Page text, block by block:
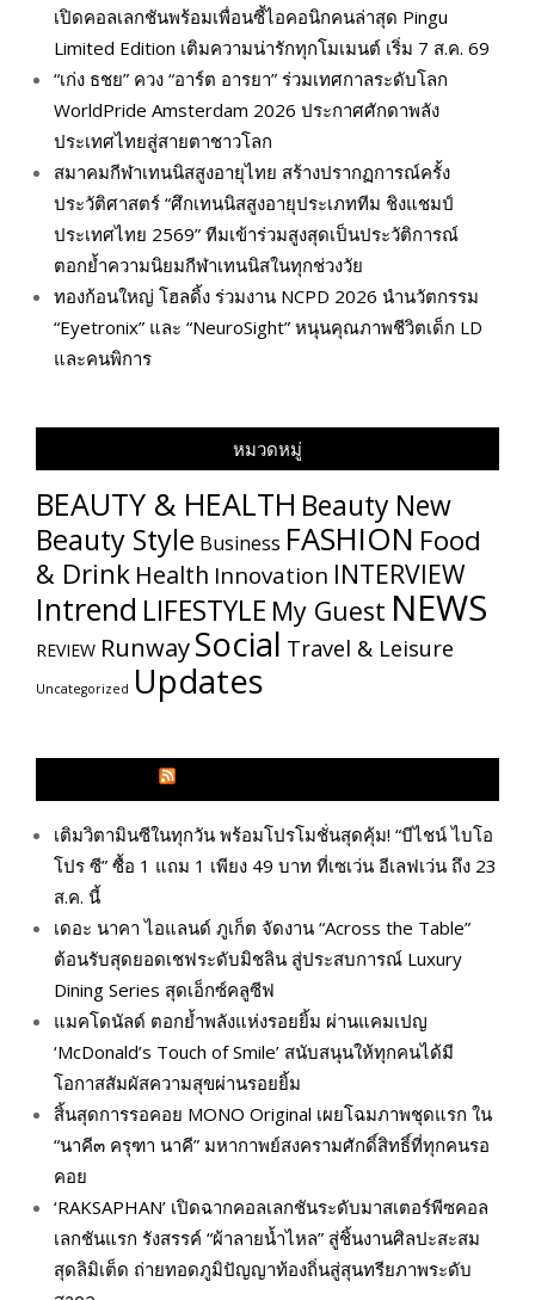
เปิดคอลเลกชันพร้อมเพื่อนซี้ไอคอนิกคนล่าสุด Pingu
Limited Edition เติมความน่ารักทุกโมเมนต์ เริ่ม 7 ส.ค. 69
“เก่ง ธชย” ควง “อาร์ต อารยา” ร่วมเทศกาลระดับโลก
WorldPride Amsterdam 2026 ประกาศศักดาพลัง
ประเทศไทยสู่สายตาชาวโลก
สมาคมกีฬาเทนนิสสูงอายุไทย สร้างปรากฏการณ์ครั้ง
ประวัติศาสตร์ “ศึกเทนนิสสูงอายุประเภททีม ชิงแชมป์
ประเทศไทย 2569” ทีมเข้าร่วมสูงสุดเป็นประวัติการณ์
ตอกย้ำความนิยมกีฬาเทนนิสในทุกช่วงวัย
ทองก้อนใหญ่ โฮลดิ้ง ร่วมงาน NCPD 2026 นำนวัตกรรม
“Eyetronix” และ “NeuroSight” หนุนคุณภาพชีวิตเด็ก LD
และคนพิการ
หมวดหมู่
BEAUTY & HEALTH Beauty New
Beauty Style Business FASHION Food
& Drink Health Innovation INTERVIEW
Intrend LIFESTYLE My​ Guest NEWS
REVIEW RunwaySocial Travel & Leisure
Uncategorized Updates
เติมวิตามินซีในทุกวัน พร้อมโปรโมชั่นสุดคุ้ม! “บีไชน์ ไบโอ
โปร ซี” ซื้อ 1 แถม 1 เพียง 49 บาท ที่เซเว่น อีเลฟเว่น ถึง 23
ส.ค. นี้
เดอะ นาคา ไอแลนด์ ภูเก็ต จัดงาน “Across the Table”
ต้อนรับสุดยอดเชฟระดับมิชลิน สู่ประสบการณ์ Luxury
Dining Series สุดเอ็กซ์คลูซีฟ
แมคโดนัลด์ ตอกย้ำพลังแห่งรอยยิ้ม ผ่านแคมเปญ
‘McDonald’s Touch of Smile’ สนับสนุนให้ทุกคนได้มี
โอกาสสัมผัสความสุขผ่านรอยยิ้ม
สิ้นสุดการรอคอย MONO Original เผยโฉมภาพชุดแรก ใน
“นาคี๓ ครุฑา นาคี” มหากาพย์สงครามศักดิ์สิทธิ์ที่ทุกคนรอ
คอย
‘RAKSAPHAN’ เปิดฉากคอลเลกชันระดับมาสเตอร์พีซคอล
เลกชันแรก รังสรรค์ “ผ้าลายน้ำไหล” สู่ชิ้นงานศิลปะสะสม
สุดลิมิเต็ด ถ่ายทอดภูมิปัญญาท้องถิ่นสู่สุนทรียภาพระดับ